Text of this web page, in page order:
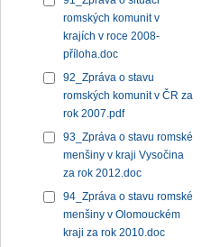
romských komunit v
krajích v roce 2008-
příloha.doc
92_Zpráva o stavu
romských komunit v ČR za
rok 2007.pdf
93_Zpráva o stavu romské
menšiny v kraji Vysočina
za rok 2012.doc
94_Zpráva o stavu romské
menšiny v Olomouckém
kraji za rok 2010.doc